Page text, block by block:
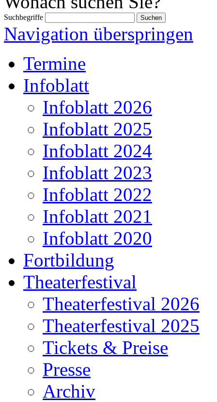
Suchbegriffe
Navigation überspringen
Termine
Infoblatt
Infoblatt 2026
Infoblatt 2025
Infoblatt 2024
Infoblatt 2023
Infoblatt 2022
Infoblatt 2021
Infoblatt 2020
Fortbildung
Theaterfestival
Theaterfestival 2026
Theaterfestival 2025
Tickets & Preise
Presse
Archiv